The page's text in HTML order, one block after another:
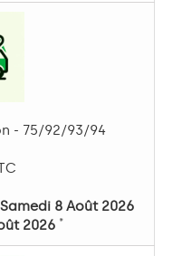
- 75/92/93/94
Samedi 8 Août 2026
2026 *